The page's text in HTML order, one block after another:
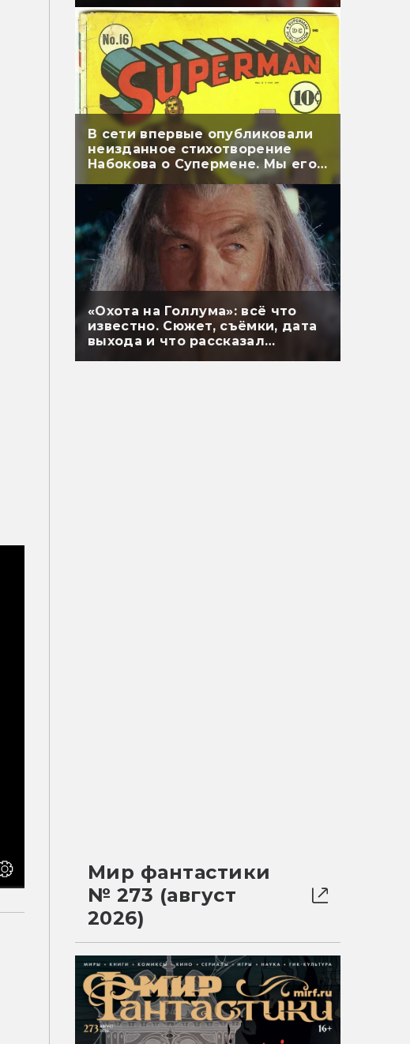
В сети впервые опубликовали
неизданное стихотворение
Набокова о Супермене. Мы его
перевели
«Охота на Голлума»: всё что
известно. Сюжет, съёмки, дата
выхода и что рассказал
Мир фантастики
№ 273 (август
2026)